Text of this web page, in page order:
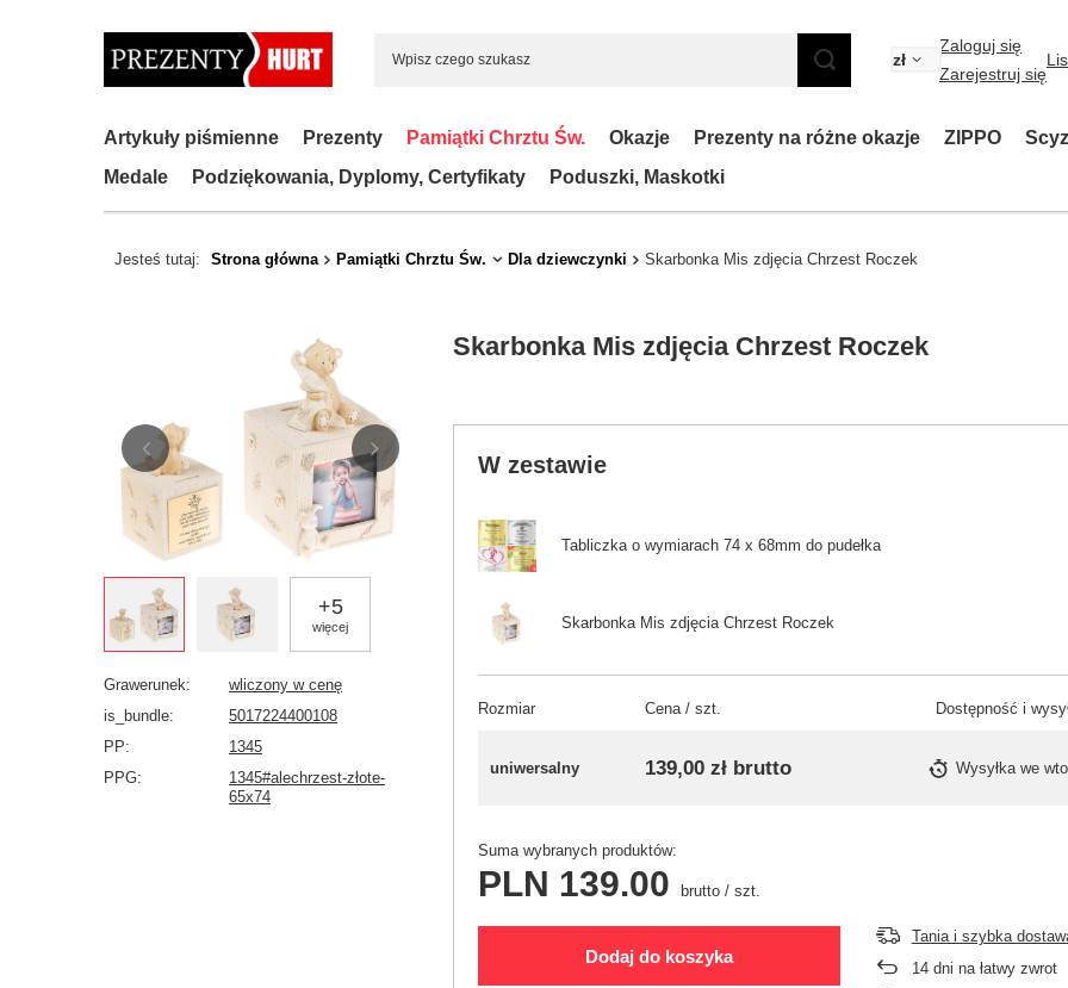
zł
Zaloguj się
Zarejestruj się
Artykuły piśmienne Prezenty Pamiątki Chrztu Św. Okazje Prezenty na różne okazje ZIPPO
Medale
Podziękowania, Dyplomy, Certyfikaty Poduszki, Maskotki
Jesteś tutaj: Strona główna Pamiątki Chrztu Św. Dla dziewczynki Skarbonka Mis zdjęcia Chrzest Roczek
+5
więcej
Skarbonka Mis zdjęcia Chrzest Roczek
W zestawie
Tabliczka o wymiarach 74 x 68mm do pudełka
Skarbonka Mis zdjęcia Chrzest Roczek
Rozmiar Cena / szt. Dostępność i
uniwersalny 139,00 złbrutto Wysyłka we
Suma wybranych produktów:
PLN 139.00 brutto/ szt.
Dodaj do koszyka
Tania i szybka
14dni na łatwy zwrot
Grawerunek
wliczony w cenę
is_bundle
5017224400108
PP
1345
PPG
1345#alechrzest-złote-
65x74